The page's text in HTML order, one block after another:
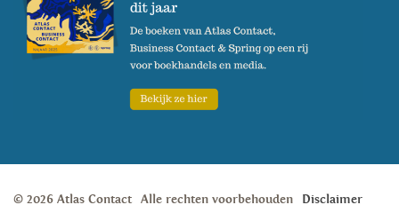
© 2026 Atlas Contact Alle rechten voorbehouden Disclaimer